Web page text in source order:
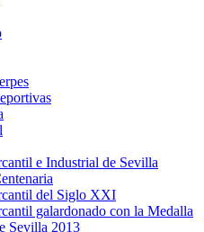
e Industrial de Sevilla
del Siglo XXI
galardonado con la Medalla
Sevilla 2013